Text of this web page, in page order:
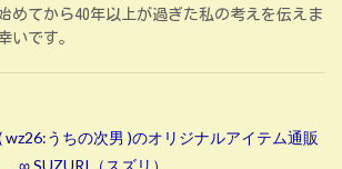
めてから40年以上が過ぎた私の考えを伝えま
いです。
wz26:うちの次男 )のオリジナルアイテム通販
∞ SUZURI（スズリ）